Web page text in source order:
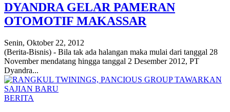
DYANDRA GELAR PAMERAN
OTOMOTIF MAKASSAR
Senin, Oktober 22, 2012
(Berita-Bisnis) - Bila tak ada halangan maka mulai dari tanggal 28
November mendatang hingga tanggal 2 Desember 2012, PT
Dyandra...
BERITA